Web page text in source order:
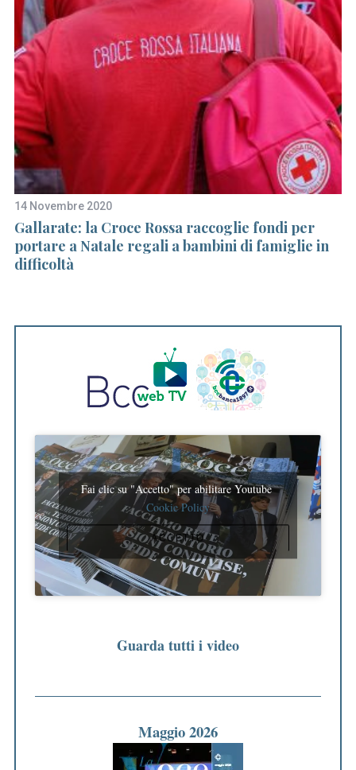
14 Novembre 2020
Gallarate: la Croce Rossa raccoglie fondi per
portare a Natale regali a bambini di famiglie in
difficoltà
Fai clic su "Accetto" per abilitare Youtube
Cookie Policy
ACCETTO
Guarda tutti i video
Maggio 2026